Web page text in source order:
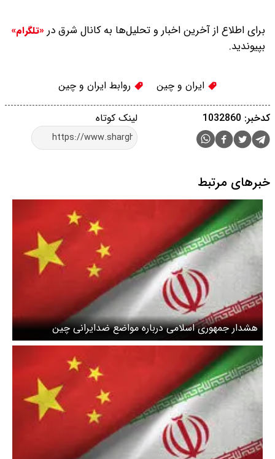
برای اطلاع از آخرین اخبار و تحلیل‌ها به کانال شرق در «تلگرام»
بپیوندید.
ایران و چین روابط ایران و چین
لینک کوتاه کدخبر: 1032860
خبرهای مرتبط
هشدار جمهوری اسلامی درباره مواضع ضدایرانی چین